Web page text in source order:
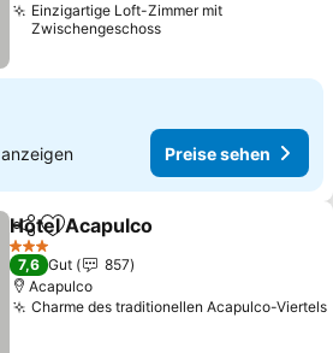
Einzigartige Loft-Zimmer mit
Zwischengeschoss
anzeigen Preise sehen
TeilenZu Favoriten hinzufügen
Hotel Acapulco
3 Sterne
7,6 Gut
857
Acapulco
Charme des traditionellen Acapulco-Viertels